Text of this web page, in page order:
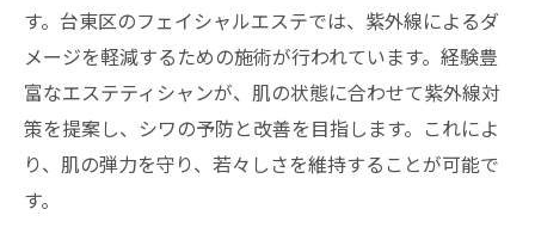
シワを防ぐためのホームケア
心身を癒すエステのメリット
美肌のための最新トレンド
駅近エステで紫外線シワを解決！台東区での美
と癒しの旅
す。台東区のフェイシャルエステでは、紫外線によるダ
メージを軽減するための施術が行われています。経験豊
富なエステティシャンが、肌の状態に合わせて紫外線対
策を提案し、シワの予防と改善を目指します。これによ
り、肌の弾力を守り、若々しさを維持することが可能で
す。